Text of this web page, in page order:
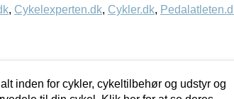
, Cykelexperten.dk, Cykler.dk,
inden for cykler, cykeltilbehør og udstyr og